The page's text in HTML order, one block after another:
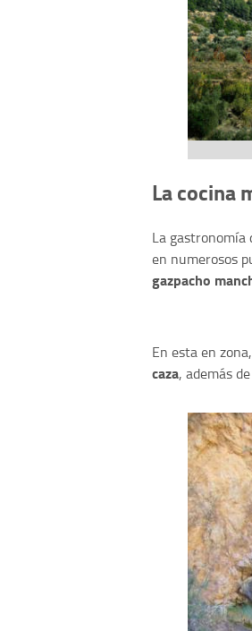
La cocina
La gastronomía
en numerosos
gazpacho
En esta en
caza, además